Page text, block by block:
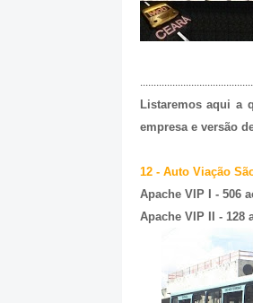
Listaremos aqui a
empresa e versão
12 - Auto Viação
Apache VIP I - 506
Apache VIP II - 128